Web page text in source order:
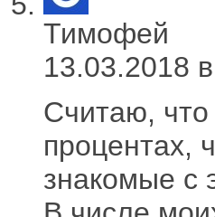
Тимофей
13.03.2018
Считаю, что
процентах,
знакомые с